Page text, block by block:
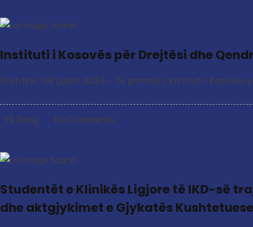
Instituti i Kosovës për Drejtësi dhe
Prishtinë, 09 gusht 2024 – Të premten, Instituti i Kosovës
Yll Zekaj No Comments
Studentët e Klinikës Ligjore të IKD-së
dhe aktgjykimet e Gjykatës Kushtetuese